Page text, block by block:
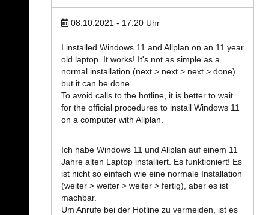
08.10.2021 - 17:20 Uhr
I installed Windows 11 and Allplan on an 11 year
old laptop. It works! It's not as simple as a
normal installation (next > next > next > done)
but it can be done.
To avoid calls to the hotline, it is better to wait
for the official procedures to install Windows 11
on a computer with Allplan.
Ich habe Windows 11 und Allplan auf einem 11
Jahre alten Laptop installiert. Es funktioniert! Es
ist nicht so einfach wie eine normale Installation
(weiter > weiter > weiter > fertig), aber es ist
machbar.
Um Anrufe bei der Hotline zu vermeiden, ist es